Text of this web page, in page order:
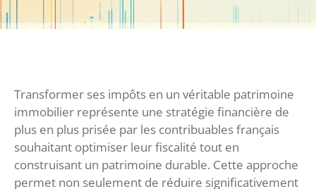
Transformer ses impôts en un véritable patrimoine
immobilier représente une stratégie financière de
plus en plus prisée par les contribuables français
souhaitant optimiser leur fiscalité tout en
construisant un patrimoine durable. Cette approche
permet non seulement de réduire significativement